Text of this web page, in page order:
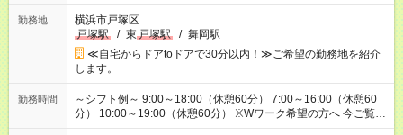
勤務地
横浜市戸塚区
戸塚駅
/ 東 戸塚駅 / 舞岡駅
≪自宅からドアtoドアで30分以内！≫ご希望の勤務地を紹介
します。
勤務時間
～シフト例～ 9:00～18:00（休憩60分） 7:00～16:00（休憩60
分） 10:00～19:00（休憩60分） ※Wワーク希望の方へ 今ご覧の
お仕事で希望する勤務時間と、もう1つのお仕事の勤務時間の合